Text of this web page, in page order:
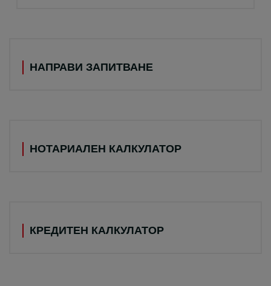
КРЕДИТЕН КАЛКУЛАТОР
НОТАРИАЛЕН КАЛКУЛАТОР
НАПРАВИ ЗАПИТВАНЕ